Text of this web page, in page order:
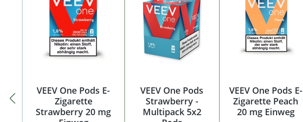
VEEV One Pods E-
Zigarette
Strawberry 20 mg
VEEV One Pods
Strawberry -
Multipack 5x2
VEEV One Pods E-
Zigarette Peach
20 mg Einweg